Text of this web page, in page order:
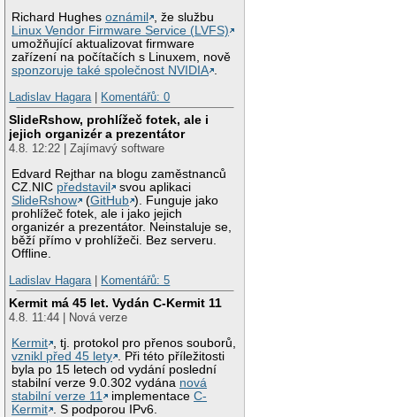
Richard Hughesoznámil
, že službu
Linux Vendor Firmware Service (LVFS)
umožňující aktualizovat firmware
zařízení na počítačích s Linuxem, nově
sponzoruje také společnost NVIDIA .
Ladislav Hagara | Komentářů: 0
SlideRshow, prohlížeč fotek, ale i
jejich organizér a prezentátor
4.8. 12:22 | Zajímavý software
Edvard Rejthar na blogu zaměstnanců
CZ.NIC představil
svou aplikaci
SlideRshow
(GitHub ). Funguje jako
prohlížeč fotek, ale i jako jejich
organizér a prezentátor. Neinstaluje se,
běží přímo v prohlížeči. Bez serveru.
Offline.
Ladislav Hagara | Komentářů: 5
Kermit má 45 let. Vydán C-Kermit 11
4.8. 11:44 | Nová verze
Kermit , tj. protokol pro přenos souborů,
vznikl před 45 lety . Při této příležitosti
byla po 15 letech od vydání poslední
stabilní verze 9.0.302 vydána nová
stabilní verze 11
implementaceC-
Kermit . S podporou IPv6.